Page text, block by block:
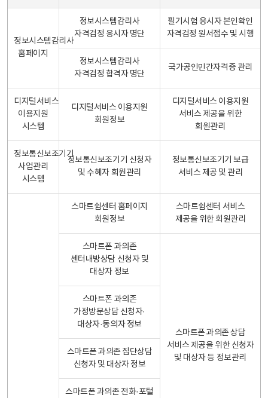
정보시스템감리사
홈페이지
정보시스템감리사
자격검정 응시자 명단
필기시험 응시자 본인확인
자격검정 원서접수 및 시행
정보시스템감리사
자격검정 합격자 명단
국가공인민간자격증 관리
디지털서비스
이용지원
시스템
디지털서비스 이용지원
회원정보
디지털서비스 이용지원
서비스 제공을 위한
회원관리
정보통신보조기기
사업관리
시스템
정보통신보조기기 신청자
및 수혜자 회원관리
정보통신보조기기 보급
서비스 제공 및 관리
스마트쉼센터 홈페이지
회원정보
스마트쉼센터 서비스
제공을 위한 회원관리
스마트폰 과의존
센터내방상담 신청자 및
대상자 정보
스마트폰 과의존 상담
서비스 제공을 위한 신청자
및 대상자 등 정보관리
스마트폰 과의존
가정방문상담 신청자·
대상자·동의자 정보
스마트폰 과의존 집단상담
신청자 및 대상자 정보
스마트폰 과의존 전화·포털